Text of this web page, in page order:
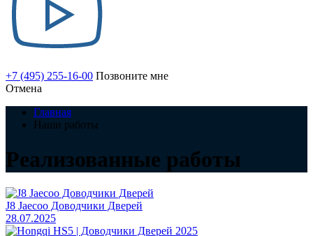
+7 (495) 255-16-00 Позвоните мне
Отмена
Главная
Наши работы
Реализованные работы
J8 Jaecoo Доводчики Дверей
28.07.2025